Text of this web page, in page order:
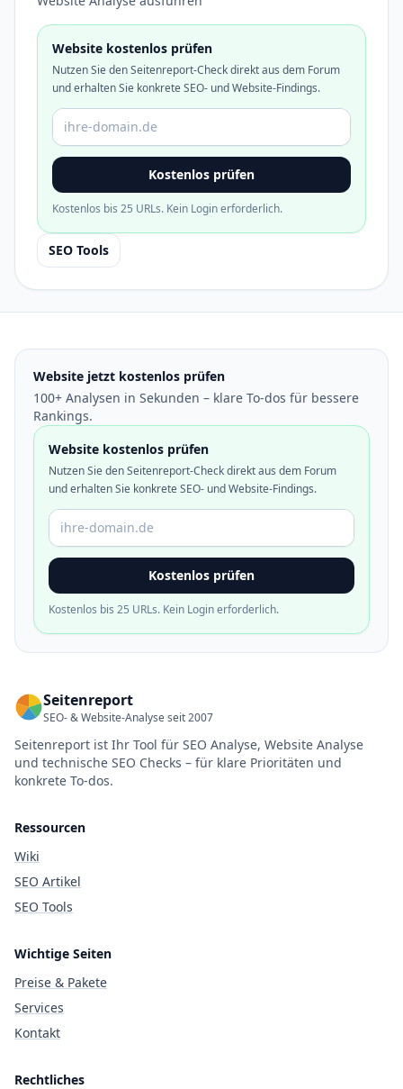
Website kostenlos prüfen
Nutzen Sie den Seitenreport-Check direkt aus dem Forum
und erhalten Sie konkrete SEO- und Website-Findings.
Domain oder URL
Kostenlos prüfen
Kostenlos bis 25 URLs. Kein Login erforderlich.
SEO Tools
Website jetzt kostenlos prüfen
100+ Analysen in Sekunden – klare To-dos für bessere
Rankings.
Website kostenlos prüfen
Nutzen Sie den Seitenreport-Check direkt aus dem Forum
und erhalten Sie konkrete SEO- und Website-Findings.
Domain oder URL
Kostenlos prüfen
Kostenlos bis 25 URLs. Kein Login erforderlich.
Seitenreport
SEO- & Website-Analyse seit 2007
Seitenreport ist Ihr Tool für SEO Analyse, Website Analyse
und technische SEO Checks – für klare Prioritäten und
konkrete To-dos.
Ressourcen
Wiki
SEO Artikel
SEO Tools
Wichtige Seiten
Preise & Pakete
Services
Kontakt
Rechtliches